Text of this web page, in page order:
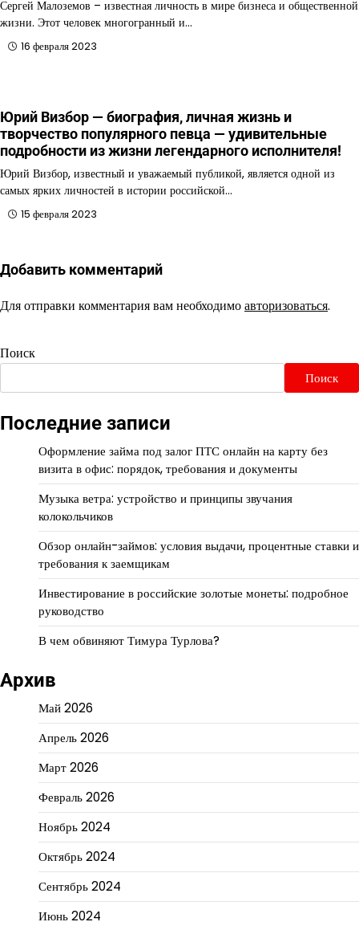
Сергей Малоземов – известная личность в мире бизнеса и общественной
жизни. Этот человек многогранный и…
16 февраля 2023
Юрий Визбор — биография, личная жизнь и
творчество популярного певца — удивительные
подробности из жизни легендарного исполнителя!
Юрий Визбор, известный и уважаемый публикой, является одной из
самых ярких личностей в истории российской…
15 февраля 2023
Добавить комментарий
Для отправки комментария вам необходимоавторизоваться.
Поиск
Поиск
Последние записи
Оформление займа под залог ПТС онлайн на карту без
визита в офис: порядок, требования и документы
Музыка ветра: устройство и принципы звучания
колокольчиков
Обзор онлайн-займов: условия выдачи, процентные ставки и
требования к заемщикам
Инвестирование в российские золотые монеты: подробное
руководство
В чем обвиняют Тимура Турлова?
Архив
Май 2026
Апрель 2026
Март 2026
Февраль 2026
Ноябрь 2024
Октябрь 2024
Сентябрь 2024
Июнь 2024